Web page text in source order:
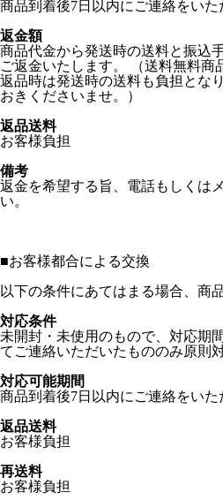
商品到着後7日以内にご連絡をいた
返金額
商品代金から発送時の送料と振込
ご返金いたします。 （送料無料商
返品時は発送時の送料も負担とな
おきくださいませ。）
返品送料
お客様負担
備考
返金を希望する旨、電話もしくは
い。
■お客様都合による交換
以下の条件にあてはまる場合、商
対応条件
未開封・未使用のもので、対応期
てご連絡いただいたもののみ原則
対応可能期間
商品到着後7日以内にご連絡をいた
返品送料
お客様負担
再送料
お客様負担